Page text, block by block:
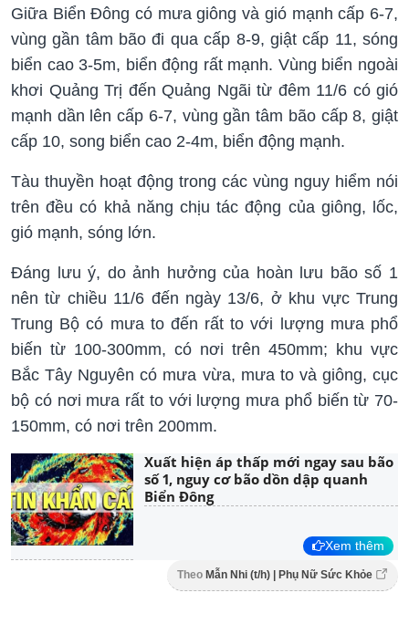
Giữa Biển Đông có mưa giông và gió mạnh cấp 6-7,
vùng gần tâm bão đi qua cấp 8-9, giật cấp 11, sóng
biển cao 3-5m, biển động rất mạnh. Vùng biển ngoài
khơi Quảng Trị đến Quảng Ngãi từ đêm 11/6 có gió
mạnh dần lên cấp 6-7, vùng gần tâm bão cấp 8, giật
cấp 10, song biển cao 2-4m, biển động mạnh.
Tàu thuyền hoạt động trong các vùng nguy hiểm nói
trên đều có khả năng chịu tác động của giông, lốc,
gió mạnh, sóng lớn.
Đáng lưu ý, do ảnh hưởng của hoàn lưu bão số 1
nên từ chiều 11/6 đến ngày 13/6, ở khu vực Trung
Trung Bộ có mưa to đến rất to với lượng mưa phổ
biến từ 100-300mm, có nơi trên 450mm; khu vực
Bắc Tây Nguyên có mưa vừa, mưa to và giông, cục
bộ có nơi mưa rất to với lượng mưa phổ biến từ 70-
150mm, có nơi trên 200mm.
Xuất hiện áp thấp mới ngay sau bão
số 1, nguy cơ bão dồn dập quanh
Biển Đông
Xem thêm
Theo Mẫn Nhi (t/h) | Phụ Nữ Sức Khỏe